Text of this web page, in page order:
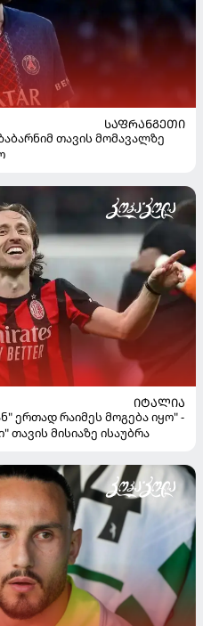
ᲡᲐᲤᲠᲐᲜᲒᲔᲗᲘ
თავის მომავალზე
ᲘᲢᲐᲚᲘᲐ
ერთად რაიმეს მოგება იყო" -
მისიაზე ისაუბრა